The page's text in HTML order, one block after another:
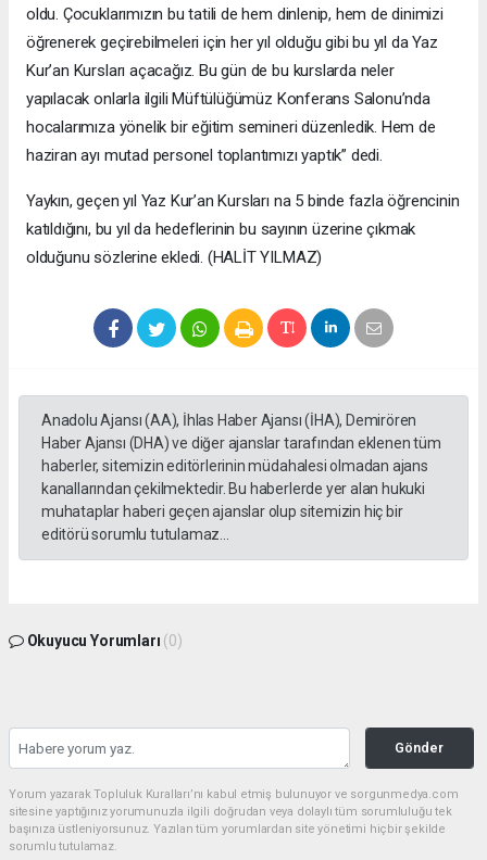
oldu. Çocuklarımızın bu tatili de hem dinlenip, hem de dinimizi
öğrenerek geçirebilmeleri için her yıl olduğu gibi bu yıl da Yaz
Kur’an Kursları açacağız. Bu gün de bu kurslarda neler
yapılacak onlarla ilgili Müftülüğümüz Konferans Salonu’nda
hocalarımıza yönelik bir eğitim semineri düzenledik. Hem de
haziran ayı mutad personel toplantımızı yaptık” dedi.
Yaykın, geçen yıl Yaz Kur’an Kursları na 5 binde fazla öğrencinin
katıldığını, bu yıl da hedeflerinin bu sayının üzerine çıkmak
olduğunu sözlerine ekledi. (HALİT YILMAZ)
Anadolu Ajansı (AA), İhlas Haber Ajansı (İHA), Demirören
Haber Ajansı (DHA) ve diğer ajanslar tarafından eklenen tüm
haberler, sitemizin editörlerinin müdahalesi olmadan ajans
kanallarından çekilmektedir. Bu haberlerde yer alan hukuki
muhataplar haberi geçen ajanslar olup sitemizin hiç bir
editörü sorumlu tutulamaz...
Okuyucu Yorumları (0)
Gönder
Yorum yazarak Topluluk Kuralları’nı kabul etmiş bulunuyor ve sorgunmedya.com
sitesine yaptığınız yorumunuzla ilgili doğrudan veya dolaylı tüm sorumluluğu tek
başınıza üstleniyorsunuz. Yazılan tüm yorumlardan site yönetimi hiçbir şekilde
sorumlu tutulamaz.